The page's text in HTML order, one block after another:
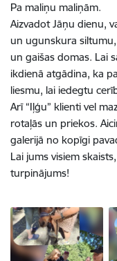
Pa maliņu maliņām.
Aizvadot Jāņu dienu,
un ugunskura
un gaišas domas. Lai
ikdienā atgādina, ka
liesmu, lai iedegtu
Arī “Iļģu” klienti vel
rotaļās un priekos.
galerijā no kopīgi
Lai jums visiem
turpinājums!